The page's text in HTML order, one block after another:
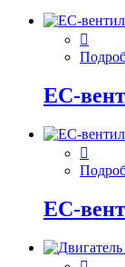
EC-
EC-